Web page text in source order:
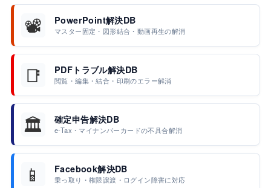
📽️ PowerPoint解決DB
マスター固定・図形結合・動画再生の解消
📑 PDFトラブル解決DB
閲覧・編集・結合・印刷のエラー解消
🏛️ 確定申告解決DB
e-Tax・マイナンバーカードの不具合解消
📱 Facebook解決DB
乗っ取り・権限譲渡・ログイン障害に対応